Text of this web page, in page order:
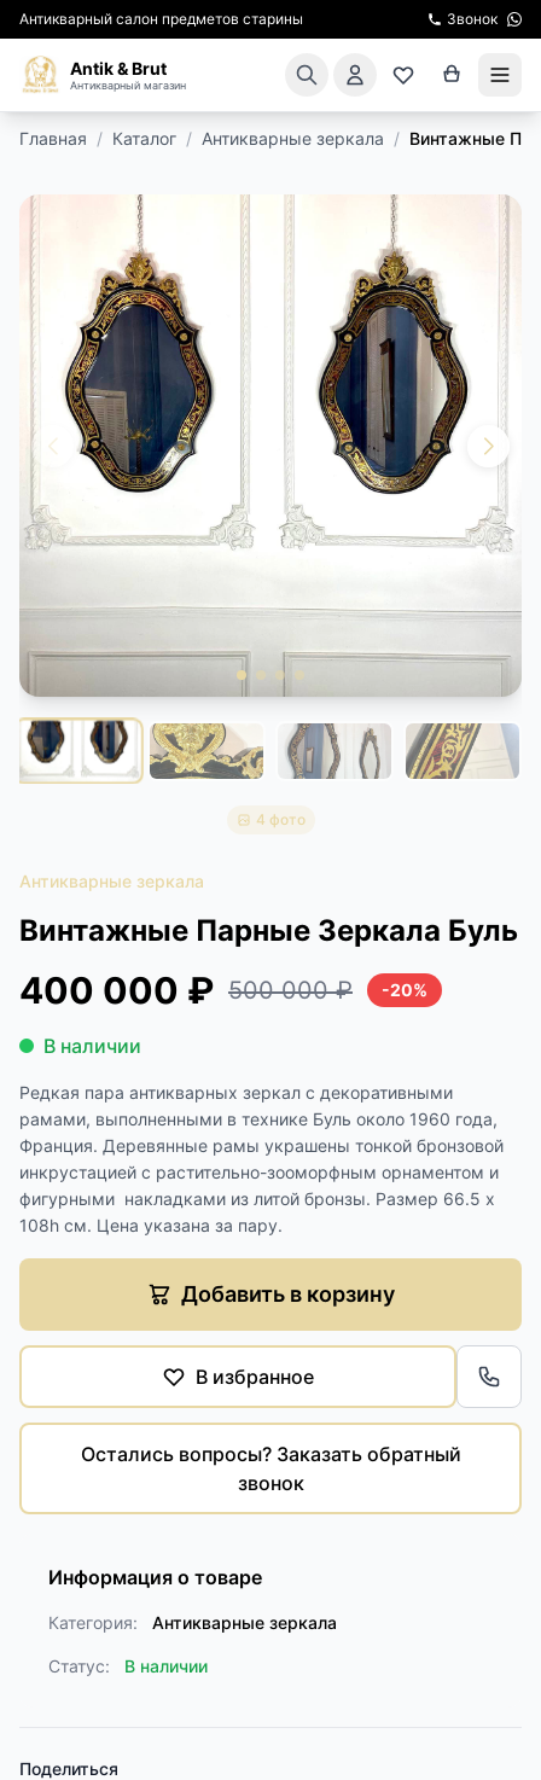
Антикварный салон предметов старины Звонок
Antik & Brut
Антикварный магазин
АРЕНДА МЕБЕЛИ
ПОДАРКИ
КИНОСЪЕМКА
ЭКСКУРСИИ
РЕСТАВРАЦИЯ
КУРСЫ ПО РЕСТАВРАЦИИ
Главная / Каталог / Антикварные зеркала / Винтажные
4 фото
Антикварные зеркала
Винтажные Парные Зеркала Буль
400 000 ₽ 500 000 ₽ -20%
В наличии
Редкая пара антикварных зеркал с декоративными
рамами, выполненными в технике Буль около 1960 года,
Франция. Деревянные рамы украшены тонкой бронзовой
инкрустацией с растительно-зооморфным орнаментом и
фигурными накладками из литой бронзы. Размер 66.5 х
108h см. Цена указана за пару.
Добавить в корзину
В избранное
Остались вопросы? Заказать обратный
звонок
Информация о товаре
Категория: Антикварные зеркала
Статус: В наличии
Поделиться